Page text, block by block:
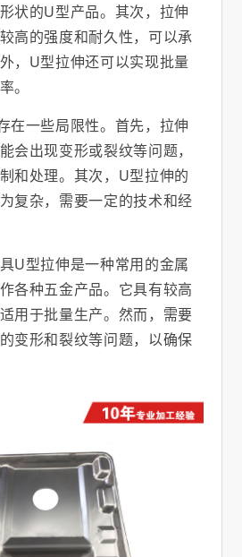
状的U型产品。其次，拉伸
高的强度和耐久性，可以承
，U型拉伸还可以实现批量
。
在一些局限性。首先，拉伸
会出现变形或裂纹等问题，
和处理。其次，U型拉伸的
复杂，需要一定的技术和经
U型拉伸是一种常用的金属
各种五金产品。它具有较高
用于批量生产。然而，需要
变形和裂纹等问题，以确保